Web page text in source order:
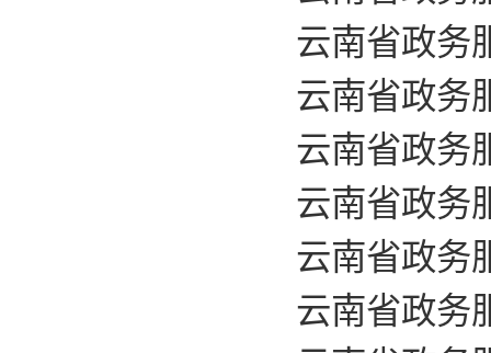
云南省政务
云南省政务
云南省政务
云南省政务
云南省政务
云南省政务